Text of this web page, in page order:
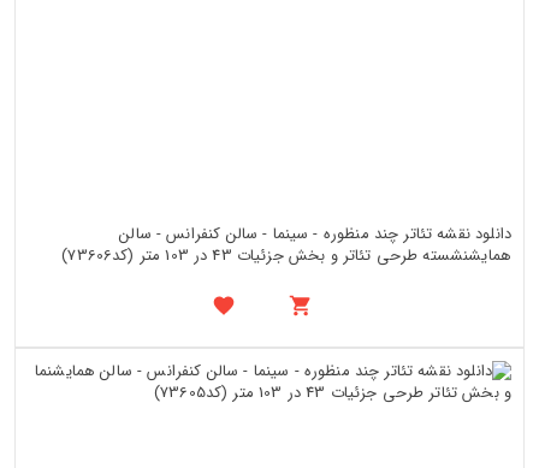
دانلود نقشه تئاتر چند منظوره - سینما - سالن کنفرانس - سالن
همایشنشسته طرحی تئاتر و بخش جزئیات 43 در 103 متر (کد73606)